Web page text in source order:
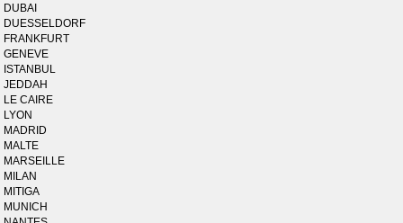
DUBAI
DUESSELDORF
FRANKFURT
GENEVE
ISTANBUL
JEDDAH
LE CAIRE
LYON
MADRID
MALTE
MARSEILLE
MILAN
MITIGA
MUNICH